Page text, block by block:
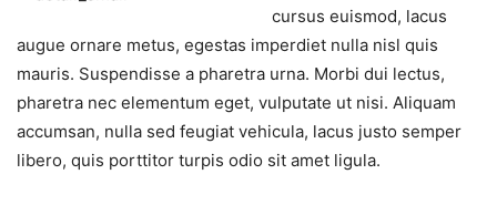
cursus euismod, lacus
augue ornare metus, egestas imperdiet nulla nisl quis
mauris. Suspendisse a pharetra urna. Morbi dui lectus,
pharetra nec elementum eget, vulputate ut nisi. Aliquam
accumsan, nulla sed feugiat vehicula, lacus justo semper
libero, quis porttitor turpis odio sit amet ligula.